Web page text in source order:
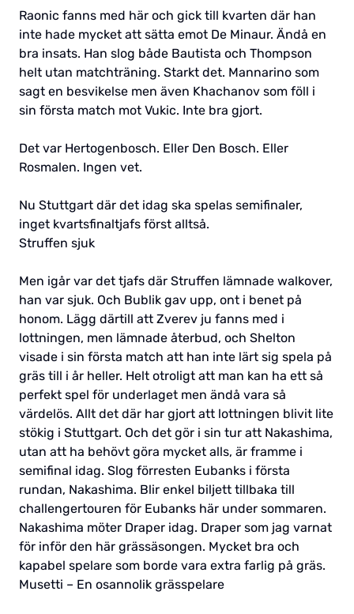
Raonic fanns med här och gick till kvarten där han
inte hade mycket att sätta emot De Minaur. Ändå en
bra insats. Han slog både Bautista och Thompson
helt utan matchträning. Starkt det. Mannarino som
sagt en besvikelse men även Khachanov som föll i
sin första match mot Vukic. Inte bra gjort.
Det var Hertogenbosch. Eller Den Bosch. Eller
Rosmalen. Ingen vet.
Nu Stuttgart där det idag ska spelas semifinaler,
inget kvartsfinaltjafs först alltså.
Struffen sjuk
Men igår var det tjafs där Struffen lämnade walkover,
han var sjuk. Och Bublik gav upp, ont i benet på
honom. Lägg därtill att Zverev ju fanns med i
lottningen, men lämnade återbud, och Shelton
visade i sin första match att han inte lärt sig spela på
gräs till i år heller. Helt otroligt att man kan ha ett så
perfekt spel för underlaget men ändå vara så
värdelös. Allt det där har gjort att lottningen blivit lite
stökig i Stuttgart. Och det gör i sin tur att Nakashima,
utan att ha behövt göra mycket alls, är framme i
semifinal idag. Slog förresten Eubanks i första
rundan, Nakashima. Blir enkel biljett tillbaka till
challengertouren för Eubanks här under sommaren.
Nakashima möter Draper idag. Draper som jag varnat
för inför den här grässäsongen. Mycket bra och
kapabel spelare som borde vara extra farlig på gräs.
Musetti – En osannolik grässpelare